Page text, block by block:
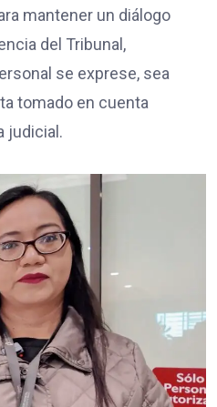
mantener un diálogo
del Tribunal,
se exprese, sea
tomado en cuenta
judicial.